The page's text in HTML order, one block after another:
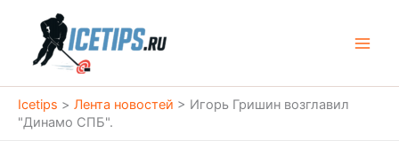
содержимому
Icetips > Лента новостей > Игорь Гришин возглавил
"Динамо СПБ".